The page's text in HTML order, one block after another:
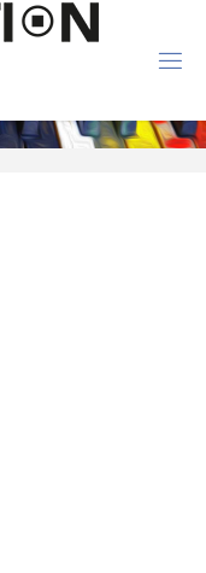
O
Y